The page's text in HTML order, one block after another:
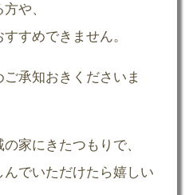
や、
すめできません。
承知おきくださいま
家にきたつもりで、
でいただけたら嬉しい